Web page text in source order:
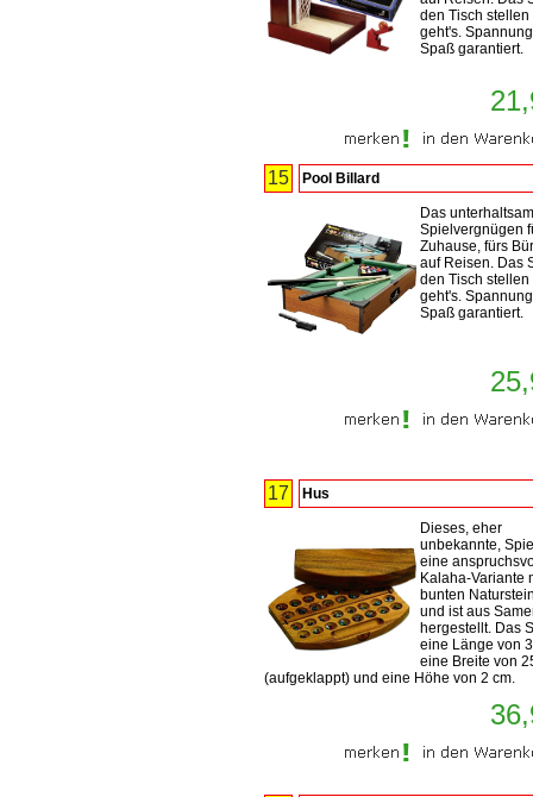
den Tisch stellen
geht's.
Spaß garantiert.
15 Pool Billard
Das
Spielvergnügen
Zuhause, fürs
auf Reisen. Das
den Tisch stellen
geht's.
Spaß garantiert.
17 Hus
Dieses, eher
unbekannte,
eine
Kalaha-Variante
bunten
und ist aus
hergestellt. Das
eine Länge von
eine Breite von
(aufgeklappt) und eine Höhe von 2 cm.